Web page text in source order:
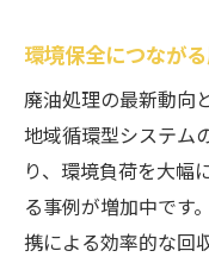
環境保全につなが
廃油処理の最新動向
地域循環型システム
り、環境負荷を大幅
る事例が増加中です
携による効率的な回